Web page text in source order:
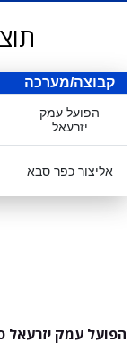
קבוצה/מערכה
הפועל עמק
יזרעאל
אליצור כפר סבא
הפועל עמק יזרעאל